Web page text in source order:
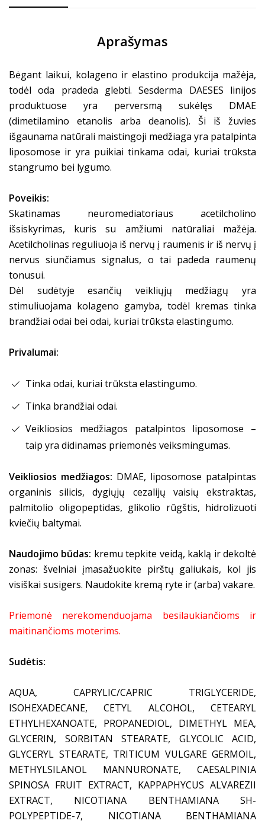
Aprašymas
Bėgant laikui, kolageno ir elastino produkcija mažėja,
todėl oda pradeda glebti. Sesderma DAESES linijos
produktuose yra perversmą sukėlęs DMAE
(dimetilamino etanolis arba deanolis). Ši iš žuvies
išgaunama natūrali maistingoji medžiaga yra patalpinta
liposomose ir yra puikiai tinkama odai, kuriai trūksta
stangrumo bei lygumo.
Poveikis:
Skatinamas neuromediatoriaus acetilcholino
išsiskyrimas, kuris su amžiumi natūraliai mažėja.
Acetilcholinas reguliuoja iš nervų į raumenis ir iš nervų į
nervus siunčiamus signalus, o tai padeda raumenų
tonusui.
Dėl sudėtyje esančių veikliųjų medžiagų yra
stimuliuojama kolageno gamyba, todėl kremas tinka
brandžiai odai bei odai, kuriai trūksta elastingumo.
Privalumai:
Tinka odai, kuriai trūksta elastingumo.
Tinka brandžiai odai.
Veikliosios medžiagos patalpintos liposomose –
taip yra didinamas priemonės veiksmingumas.
Veikliosios medžiagos: DMAE, liposomose patalpintas
organinis silicis, dygiųjų cezalijų vaisių ekstraktas,
palmitolio oligopeptidas, glikolio rūgštis, hidrolizuoti
kviečių baltymai.
Naudojimo būdas: kremu tepkite veidą, kaklą ir dekoltė
zonas: švelniai įmasažuokite pirštų galiukais, kol jis
visiškai susigers. Naudokite kremą ryte ir (arba) vakare.
Priemonė nerekomenduojama besilaukiančioms ir
maitinančioms moterims.
Sudėtis:
AQUA, CAPRYLIC/CAPRIC TRIGLYCERIDE,
ISOHEXADECANE, CETYL ALCOHOL, CETEARYL
ETHYLHEXANOATE, PROPANEDIOL, DIMETHYL MEA,
GLYCERIN, SORBITAN STEARATE, GLYCOLIC ACID,
GLYCERYL STEARATE, TRITICUM VULGARE GERMOIL,
METHYLSILANOL MANNURONATE, CAESALPINIA
SPINOSA FRUIT EXTRACT, KAPPAPHYCUS ALVAREZII
EXTRACT, NICOTIANA BENTHAMIANA SH-
POLYPEPTIDE-7, NICOTIANA BENTHAMIANA